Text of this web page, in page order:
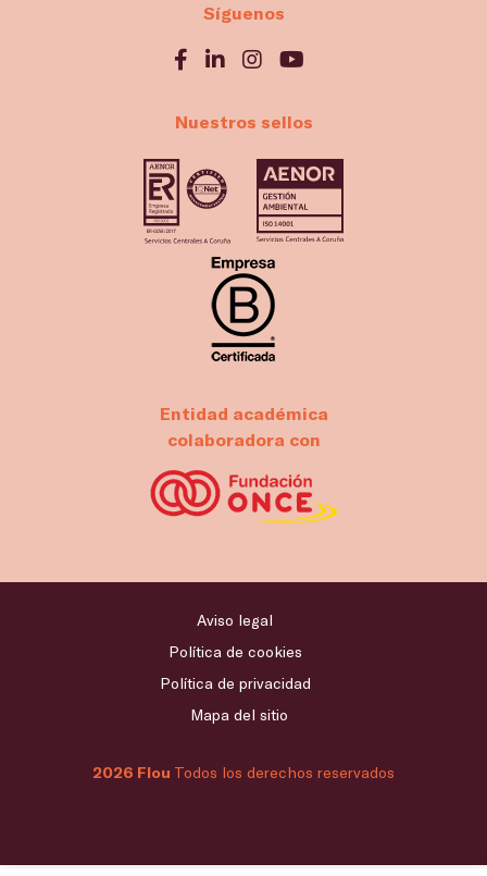
Síguenos
Nuestros sellos
Entidad académica
colaboradora con
2026 Flou Todos los derechos reservados
Aviso legal
Política de cookies
Política de privacidad
Mapa del sitio